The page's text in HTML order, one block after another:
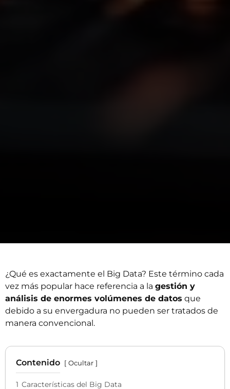
¿Qué es exactamente el Big Data? Este término cada
vez más popular hace referencia a la gestión y
análisis de enormes volúmenes de datos que
debido a su envergadura no pueden ser tratados de
manera convencional.
Contenido Ocultar
1 Características del Big Data